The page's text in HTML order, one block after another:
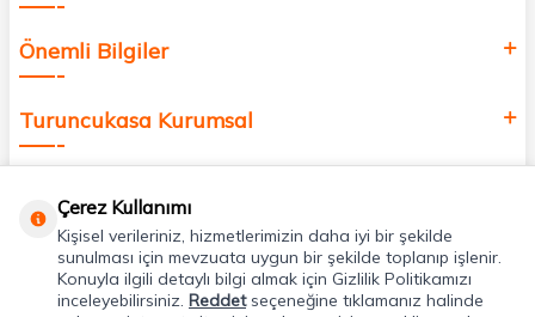
Önemli Bilgiler
Turuncukasa Kurumsal
Uygulamalarımız
Çerez Kullanımı
Kişisel verileriniz, hizmetlerimizin daha iyi bir şekilde
sunulması için mevzuata uygun bir şekilde toplanıp işlenir.
Konuyla ilgili detaylı bilgi almak için Gizlilik Politikamızı
inceleyebilirsiniz. Reddetseçeneğine tıklamanız halinde